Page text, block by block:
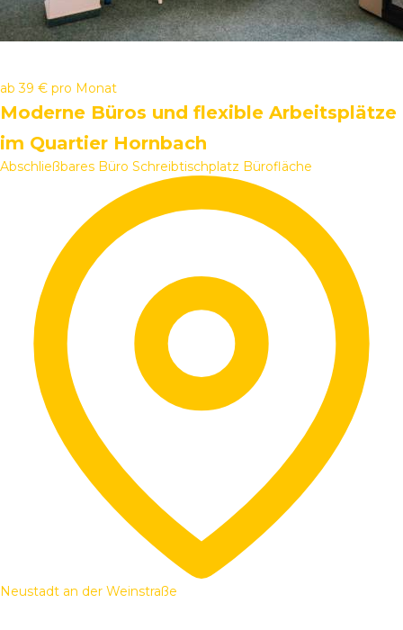
ab 39 € pro Monat
Moderne Büros und flexible Arbeitsplätze
im Quartier Hornbach
Abschließbares Büro Schreibtischplatz Bürofläche
Neustadt an der Weinstraße